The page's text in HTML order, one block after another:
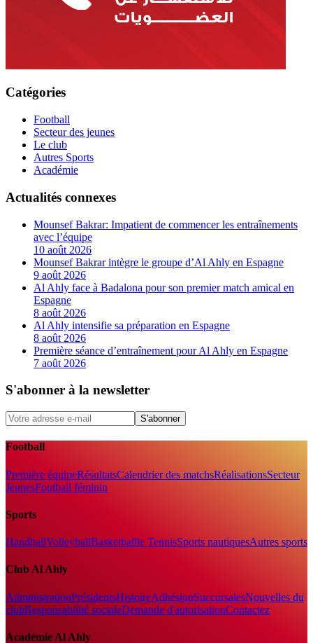
Catégories
Football
Secteur des jeunes
Le club
Autres Sports
Académie
Actualités connexes
Mounsef Bakrar: Impatient de commencer les entraînements
avec l’équipe
10 août 2026
Mounsef Bakrar intègre le groupe d’Al Ahly en Espagne
9 août 2026
Al Ahly face à Badalona pour son premier match amical en
Espagne
8 août 2026
Al Ahly intensifie sa préparation en Espagne
8 août 2026
Première séance d’entraînement pour Al Ahly en Espagne
7 août 2026
S'abonner à la newsletter
S'abonner
Football
Première équipeRésultatsCalendrier des matchsRéalisationsSecteur
JeunesFootball féminin
Sports
HandballVolleyballBasketballle TennisSports nautiquesAutres sports
Club Al Ahly
AdministrationPrésidentsHistoireAdhésionSuccursalesNouvelles du
clubResponsabilité socialeDemande d'autorisationContactez
Académie Al Ahly